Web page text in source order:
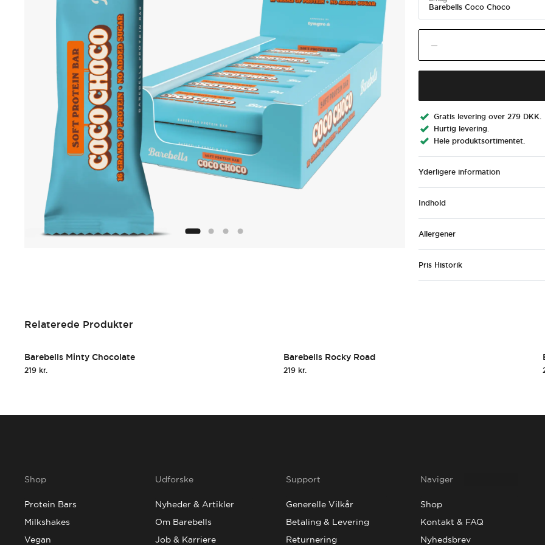
var:Barebells Coco Choco
Coco
Choco
antal
Gratis levering over 279 DKK.
Hurtig levering.
Hele produktsortimentet.
Yderligere information
Indhold
Allergener
Pris Historik
Relaterede Produkter
Barebells Minty Chocolate
219 kr.
Barebells Rocky Road
219 kr.
Shop
Protein Bars
Milkshakes
Vegan
Udforske
Nyheder & Artikler
Om Barebells
Job & Karriere
Support
Generelle Vilkår
Betaling & Levering
Returnering
Naviger
Shop
Kontakt & FAQ
Nyhedsbrev
BAREBELLS ER FORPLIGTET TIL